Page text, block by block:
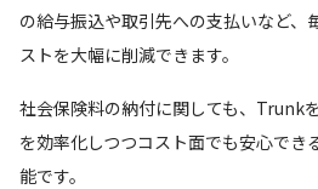
の給与振込や取引先への支払いなど、
ストを大幅に削減できます。
社会保険料の納付に関しても、Trunk
を効率化しつつコスト面でも安心でき
能です。